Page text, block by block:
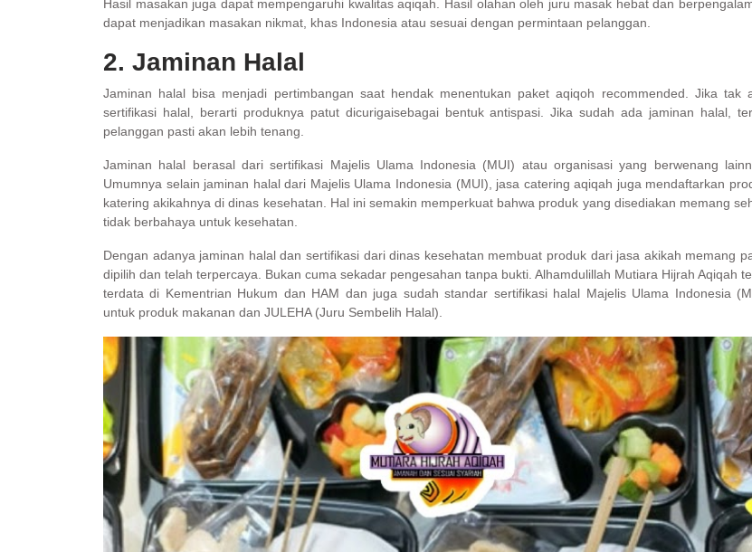
Hasil masakan juga dapat mempengaruhi kwalitas aqiqah. Hasil olahan oleh juru masak hebat dan
dapat menjadikan masakan nikmat, khas Indonesia atau sesuai dengan permintaan pelanggan.
2. Jaminan Halal
Jaminan halal bisa menjadi pertimbangan saat hendak menentukan paket aqiqoh recommended. Jika tak
sertifikasi halal, berarti produknya patut dicurigaisebagai bentuk antispasi. Jika sudah ada jaminan halal,
pelanggan pasti akan lebih tenang.
Jaminan halal berasal dari sertifikasi Majelis Ulama Indonesia (MUI) atau organisasi yang berwenang
Umumnya selain jaminan halal dari Majelis Ulama Indonesia (MUI), jasa catering aqiqah juga mendaftarkan
katering akikahnya di dinas kesehatan. Hal ini semakin memperkuat bahwa produk yang disediakan memang
tidak berbahaya untuk kesehatan.
Dengan adanya jaminan halal dan sertifikasi dari dinas kesehatan membuat produk dari jasa akikah memang
dipilih dan telah terpercaya. Bukan cuma sekadar pengesahan tanpa bukti. Alhamdulillah Mutiara Hijrah Aqiqah
terdata di Kementrian Hukum dan HAM dan juga sudah standar sertifikasi halal Majelis Ulama Indonesia
untuk produk makanan dan JULEHA (Juru Sembelih Halal).